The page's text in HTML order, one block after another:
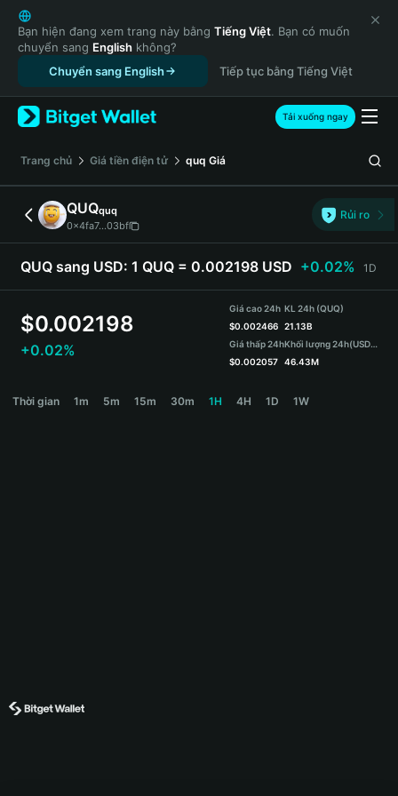
English
日本語
Tiếng Việt
Русский
Español (Latinoamérica)
Türkçe
Français
Deutsch
简体中文
繁體中文
Português (Portugal)
Bahasa Indonesia
ภาษาไทย
Español
Español (Argentina)
Bạn hiện đang xem trang này bằng Tiếng Việt. Bạn có muốn
chuyển sang English không?
Chuyển sang English
Tiếp tục bằng Tiếng Việt
Tải xuống ngay
‌Trang chủ Giá tiền điện tử quq Giá
QUQquq
0x4fa7...03bf
Rủi ro
QUQ sang USD: 1 QUQ = 0.002198 USD +0.02% 1D
$0.002198
+0.02%
Giá cao 24h
$0.002466
Giá thấp 24h
$0.002057
KL 24h (QUQ)
21.13B
Khối lượng 24h(USDT)
46.43M
Thời gian 1m 5m 15m 30m 1H 4H 1D 1W